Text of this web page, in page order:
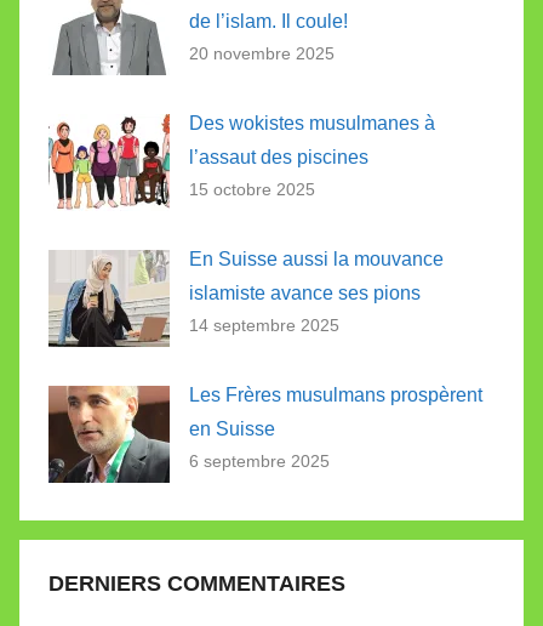
de l’islam. Il coule!
20 novembre 2025
Des wokistes musulmanes à
l’assaut des piscines
15 octobre 2025
En Suisse aussi la mouvance
islamiste avance ses pions
14 septembre 2025
Les Frères musulmans prospèrent
en Suisse
6 septembre 2025
DERNIERS COMMENTAIRES